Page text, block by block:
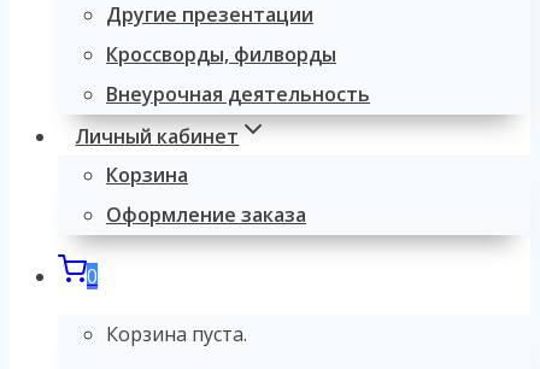
Другие презентации
Кроссворды, филворды
Внеурочная деятельность
Личный кабинет
Корзина
Оформление заказа
0
Корзина пуста.